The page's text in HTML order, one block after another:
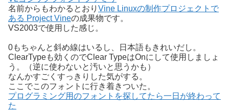
名前からもわかるとおり Vine Linuxの制作プロジェクトで
ある Project Vineの成果物です。
VS2003で使用した感じ。
0もちゃんと斜め線はいるし、日本語もきれいだし。
ClearTypeも効くのでClear TypeはOnにして使用しましょ
う。（逆に使わないと汚いと思うかも）
なんかすごくすっきりした気がする。
ここでこのフォントに行き着きついた。
プログラミング用のフォントを探してたら一日が終わって
た